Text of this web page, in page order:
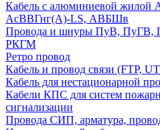
Кабель с алюминиевой
АсВВГнг(А)-LS, АВБШв
Провода и шнуры ПуВ,
РКГМ
Ретро провод
Кабель и провод связи (FTP,
Кабель для нестационарной
Кабели КПС для систем
сигнализации
Провода СИП, арматура,